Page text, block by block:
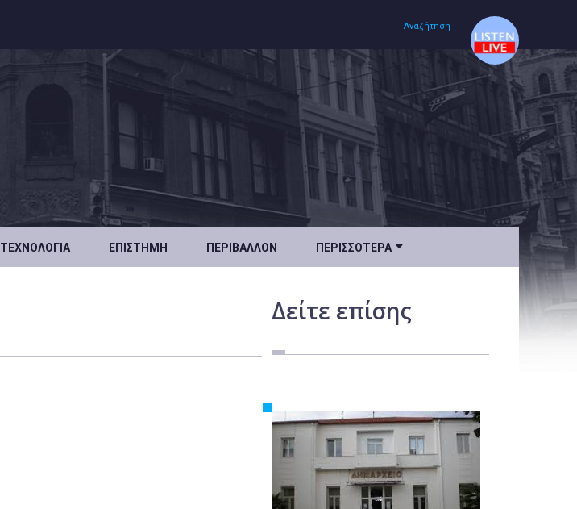
Αναζήτηση
ΤΕΧΝΟΛΟΓΊΑ ΕΠΙΣΤΉΜΗ ΠΕΡΙΒΆΛΛΟΝ ΠΕΡΙΣΣΌΤΕΡΑ 
Δείτε επίσης
Αρχική
Πολιτισμός
Υγεία
Ταξίδια
Επιστήμη
Περιβάλλον
Κόσμος
Τοπικά
Αγροτικά